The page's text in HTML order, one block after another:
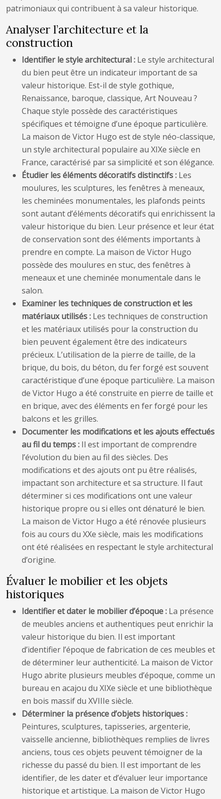
patrimoniaux qui contribuent à sa valeur historique.
Analyser l’architecture et la
construction
Identifier le style architectural : Le style architectural
du bien peut être un indicateur important de sa
valeur historique. Est-il de style gothique,
Renaissance, baroque, classique, Art Nouveau ?
Chaque style possède des caractéristiques
spécifiques et témoigne d’une époque particulière.
La maison de Victor Hugo est de style néo-classique,
un style architectural populaire au XIXe siècle en
France, caractérisé par sa simplicité et son élégance.
Étudier les éléments décoratifs distinctifs : Les
moulures, les sculptures, les fenêtres à meneaux,
les cheminées monumentales, les plafonds peints
sont autant d’éléments décoratifs qui enrichissent la
valeur historique du bien. Leur présence et leur état
de conservation sont des éléments importants à
prendre en compte. La maison de Victor Hugo
possède des moulures en stuc, des fenêtres à
meneaux et une cheminée monumentale dans le
salon.
Examiner les techniques de construction et les
matériaux utilisés : Les techniques de construction
et les matériaux utilisés pour la construction du
bien peuvent également être des indicateurs
précieux. L’utilisation de la pierre de taille, de la
brique, du bois, du béton, du fer forgé est souvent
caractéristique d’une époque particulière. La maison
de Victor Hugo a été construite en pierre de taille et
en brique, avec des éléments en fer forgé pour les
balcons et les grilles.
Documenter les modifications et les ajouts effectués
au fil du temps : Il est important de comprendre
l’évolution du bien au fil des siècles. Des
modifications et des ajouts ont pu être réalisés,
impactant son architecture et sa structure. Il faut
déterminer si ces modifications ont une valeur
historique propre ou si elles ont dénaturé le bien.
La maison de Victor Hugo a été rénovée plusieurs
fois au cours du XXe siècle, mais les modifications
ont été réalisées en respectant le style architectural
d’origine.
Évaluer le mobilier et les objets
historiques
Identifier et dater le mobilier d’époque : La présence
de meubles anciens et authentiques peut enrichir la
valeur historique du bien. Il est important
d’identifier l’époque de fabrication de ces meubles et
de déterminer leur authenticité. La maison de Victor
Hugo abrite plusieurs meubles d’époque, comme un
bureau en acajou du XIXe siècle et une bibliothèque
en bois massif du XVIIIe siècle.
Déterminer la présence d’objets historiques :
Peintures, sculptures, tapisseries, argenterie,
vaisselle ancienne, bibliothèques remplies de livres
anciens, tous ces objets peuvent témoigner de la
richesse du passé du bien. Il est important de les
identifier, de les dater et d’évaluer leur importance
historique et artistique. La maison de Victor Hugo